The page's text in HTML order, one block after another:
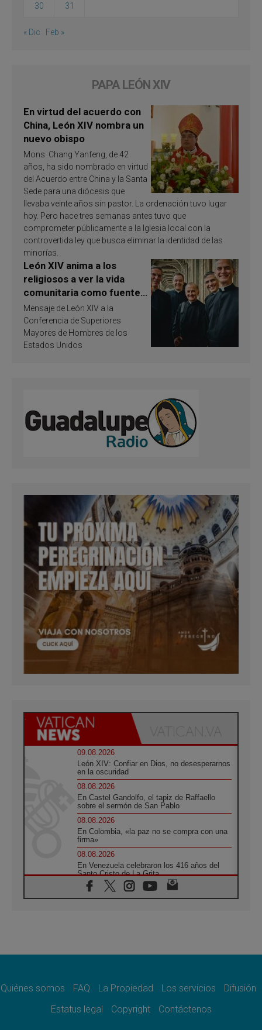
30 31
« Dic Feb »
PAPA LEÓN XIV
En virtud del acuerdo con
China, León XIV nombra un
nuevo obispo
Mons. Chang Yanfeng, de 42
años, ha sido nombrado en virtud
del Acuerdo entre China y la Santa
Sede para una diócesis que
llevaba veinte años sin pastor. La ordenación tuvo lugar
hoy. Pero hace tres semanas antes tuvo que
comprometer públicamente a la Iglesia local con la
controvertida ley que busca eliminar la identidad de las
minorías.
León XIV anima a los
religiosos a ver la vida
comunitaria como fuente
de inspiración y
santificación
Mensaje de León XIV a la
Conferencia de Superiores
Mayores de Hombres de los
Estados Unidos
09.08.2026
León XIV: Confiar en Dios, no desesperarnos
en la oscuridad
08.08.2026
En Castel Gandolfo, el tapiz de Raffaello
sobre el sermón de San Pablo
08.08.2026
En Colombia, «la paz no se compra con una
firma»
08.08.2026
En Venezuela celebraron los 416 años del
Santo Cristo de La Grita
08.08.2026
El Papa: en Santa Ágata contemplamos la
07.08.2026
07.08.2026
crisis olvidada
Quiénes somos FAQ La Propiedad Los servicios
Difusión
Estatus legal
Copyright Contáctenos